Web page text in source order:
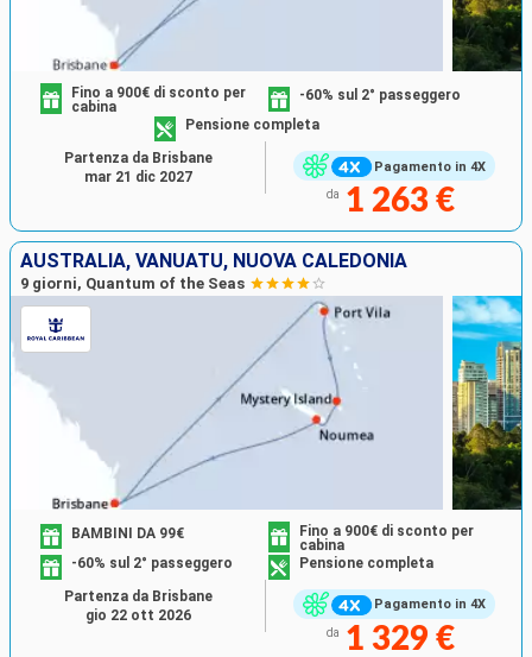
Pagamento in 4X
Fino a 900€ di sconto per
cabina
-60% sul 2° passeggero
Pensione completa
da 1 263 €
Partenza da Brisbane
mar 21 dic 2027
AUSTRALIA, VANUATU, NUOVA CALEDONIA
9 giorni, Quantum of the Seas
Pagamento in 4X
BAMBINI DA 99€
Fino a 900€ di sconto per
cabina
-60% sul 2° passeggero
Pensione completa
da 1 329 €
Partenza da Brisbane
gio 22 ott 2026